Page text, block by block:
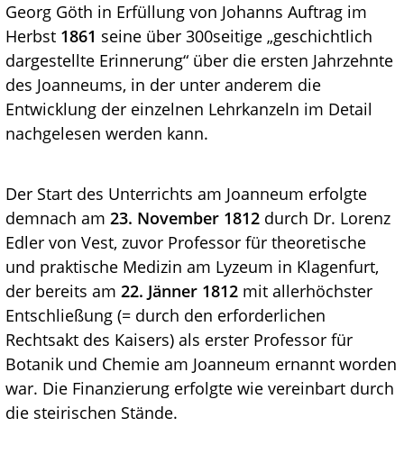
Georg Göth in Erfüllung von Johanns Auftrag im
Herbst 1861 seine über 300seitige „geschichtlich
dargestellte Erinnerung“ über die ersten Jahrzehnte
des Joanneums, in der unter anderem die
Entwicklung der einzelnen Lehrkanzeln im Detail
nachgelesen werden kann.
Der Start des Unterrichts am Joanneum erfolgte
demnach am 23. November 1812 durch Dr. Lorenz
Edler von Vest, zuvor Professor für theoretische
und praktische Medizin am Lyzeum in Klagenfurt,
der bereits am 22. Jänner 1812 mit allerhöchster
Entschließung (= durch den erforderlichen
Rechtsakt des Kaisers) als erster Professor für
Botanik und Chemie am Joanneum ernannt worden
war. Die Finanzierung erfolgte wie vereinbart durch
die steirischen Stände.